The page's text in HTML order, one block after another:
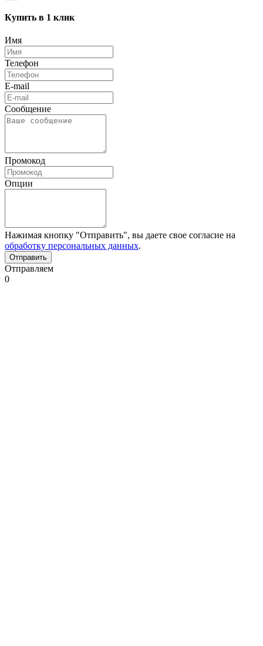
Купить в 1 клик
Имя
Телефон
E-mail
Сообщение
Промокод
Опции
Нажимая кнопку "Отправить", вы даете свое согласие на
обработку персональных данных.
Отправляем
0